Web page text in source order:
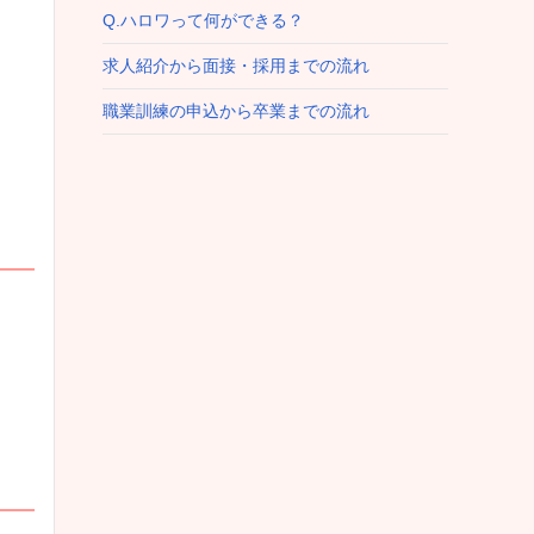
Q.ハロワって何ができる？
求人紹介から面接・採用までの流れ
職業訓練の申込から卒業までの流れ